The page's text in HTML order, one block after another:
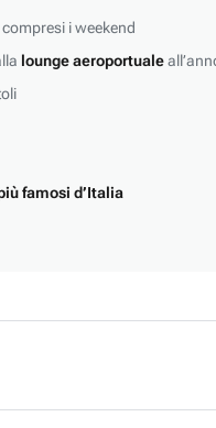
i weekend
lounge aeroportuale
famosi d’Italia